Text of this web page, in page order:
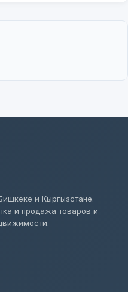
и Кыргызстане.
и продажа товаров и